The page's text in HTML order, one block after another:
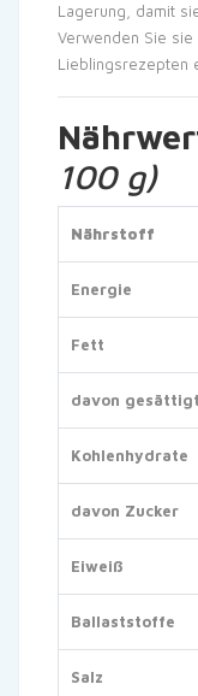
Lagerung, damit
Verwenden Sie sie
Lieblingsrezepten
100 g)
Nährstoff
Energie
Fett
davon gesättigt
Kohlenhydrate
davon Zucker
Eiweiß
Ballaststoffe
Salz